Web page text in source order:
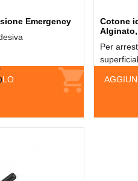
Emergency
Cotone
Per